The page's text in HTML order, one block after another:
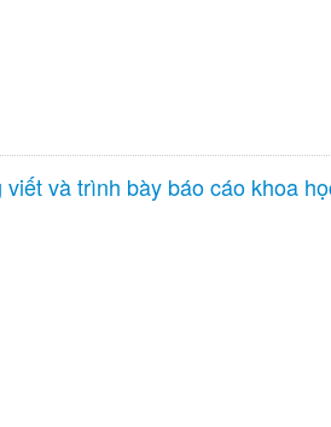
và trình bày báo cáo khoa